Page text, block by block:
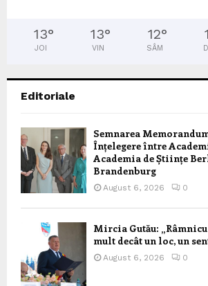
13°
JOI
13°
VIN
12°
SÂM
Editoriale
Semnarea
Înțelegere între
Academia de Științe
Brandenburg
August 6, 2026 0
Mircia Gutău:
mult decât un loc, un
August 6, 2026 0